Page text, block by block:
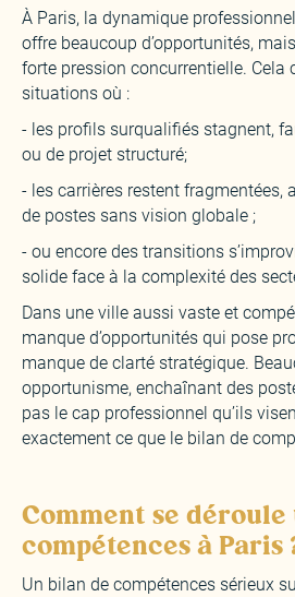
À Paris, la dynamique
offre beaucoup d’opportunités,
forte pression concurrentielle. Cela
situations où :
- les profils surqualifiés stagnent,
ou de projet structuré;
- les carrières restent fragmentées,
de postes sans vision globale ;
- ou encore des transitions
solide face à la complexité des
Dans une ville aussi vaste et
manque d’opportunités qui pose
manque de clarté stratégique.
opportunisme, enchaînant des
pas le cap professionnel qu’ils
exactement ce que le bilan de
Comment se
compétences à Paris
Un bilan de compétences sérieux